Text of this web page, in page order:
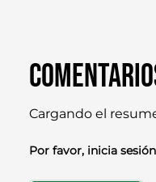
Cargando el
Por favor, inicia